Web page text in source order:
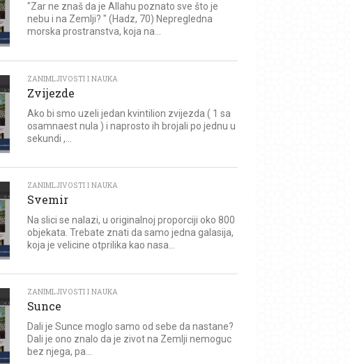
"Zar ne znaš da je Allahu poznato sve što je
nebu i na Zemlji? " (Hadz, 70) Nepregledna
morska prostranstva, koja na...
ZANIMLJIVOSTI I NAUKA
Zvijezde
Ako bi smo uzeli jedan kvintilion zvijezda ( 1 sa
osamnaest nula ) i naprosto ih brojali po jednu u
sekundi ,...
ZANIMLJIVOSTI I NAUKA
Svemir
Na slici se nalazi, u originalnoj proporciji oko 800
objekata. Trebate znati da samo jedna galasija,
koja je velicine otprilika kao nasa...
ZANIMLJIVOSTI I NAUKA
Sunce
Dali je Sunce moglo samo od sebe da nastane?
Dali je ono znalo da je zivot na Zemlji nemoguc
bez njega, pa...